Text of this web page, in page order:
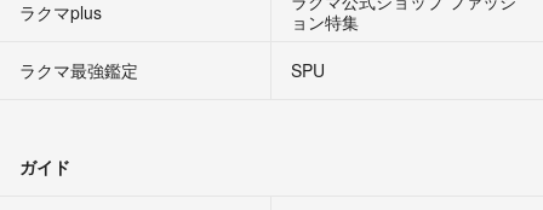
ラクマplus
ョン特集
ラクマ最強鑑定
SPU
ガイド